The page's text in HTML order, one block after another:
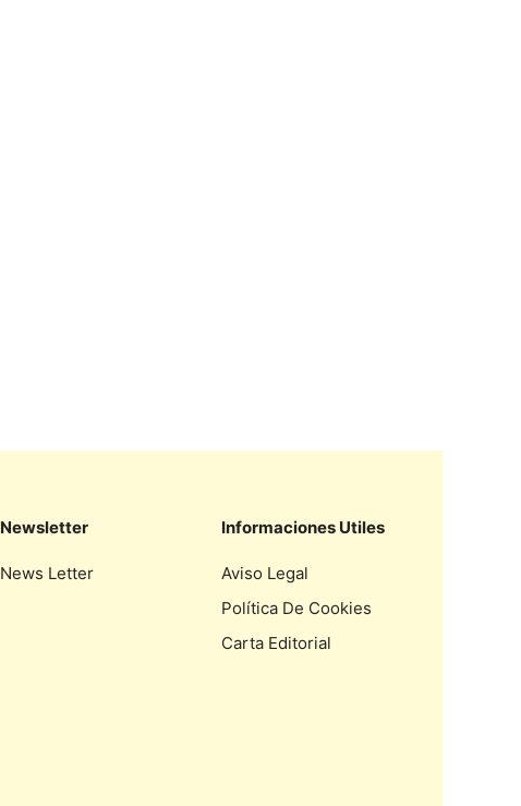
Newsletter
News Letter
Informaciones Utiles
Aviso Legal
Política De Cookies
Carta Editorial